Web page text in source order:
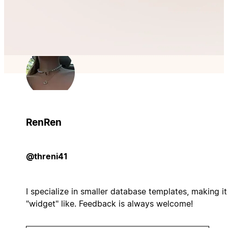
RenRen
@threni41
I specialize in smaller database templates, making it
"widget" like. Feedback is always welcome!